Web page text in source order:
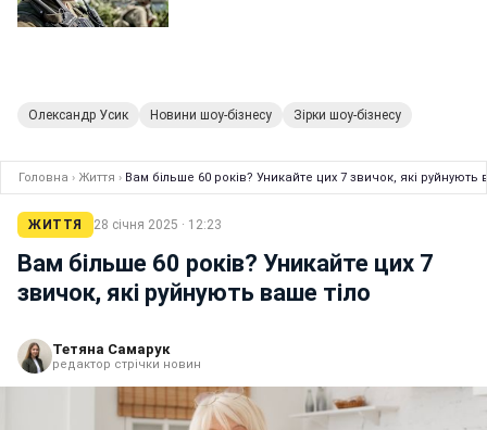
Олександр Усик Новини шоу-бізнесу Зірки шоу-бізнесу
Головна › Життя › Вам більше 60 років? Уникайте цих 7 звичок, які руйнують
ЖИТТЯ 28 січня 2025 · 12:23
Вам більше 60 років? Уникайте цих 7
звичок, які руйнують ваше тіло
Тетяна Самарук
редактор стрічки новин